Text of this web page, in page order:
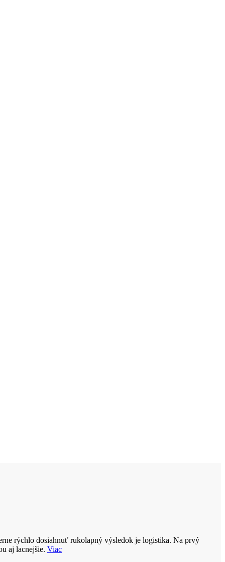
rýchlo dosiahnuť rukolapný výsledok je logistika. Na prvý
aj lacnejšie. Viac